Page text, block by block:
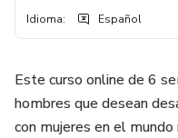
Idioma: Español
Este curso online de 6
hombres que desean
con mujeres en el